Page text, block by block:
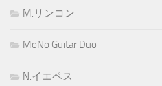
M.リンコン
MoNo Guitar Duo
N.イエペス